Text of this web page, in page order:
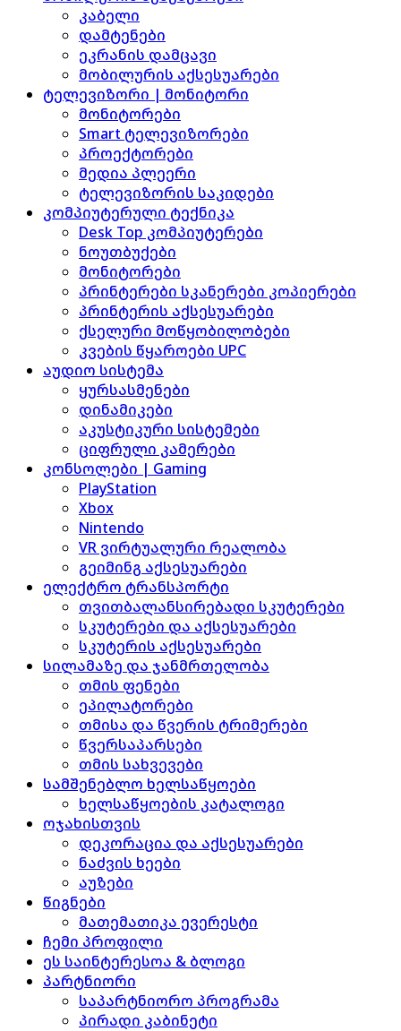
კაბელი
დამტენები
ეკრანის დამცავი
მობილურის აქსესუარები
ტელევიზორი | მონიტორი
მონიტორები
Smart ტელევიზორები
პროექტორები
მედია პლეერი
ტელევიზორის საკიდები
კომპიუტერული ტექნიკა
Desk Top კომპიუტერები
ნოუთბუქები
მონიტორები
პრინტერები სკანერები კოპიერები
პრინტერის აქსესუარები
ქსელური მოწყობილობები
კვების წყაროები UPC
აუდიო სისტემა
ყურსასმენები
დინამიკები
აკუსტიკური სისტემები
ციფრული კამერები
კონსოლები | Gaming
PlayStation
Xbox
Nintendo
VR ვირტუალური რეალობა
გეიმინგ აქსესუარები
ელექტრო ტრანსპორტი
თვითბალანსირებადი სკუტერები
სკუტერები და აქსესუარები
სკუტერის აქსესუარები
სილამაზე და ჯანმრთელობა
თმის ფენები
ეპილატორები
თმისა და წვერის ტრიმერები
წვერსაპარსები
თმის სახვევები
სამშენებლო ხელსაწყოები
ხელსაწყოების კატალოგი
ოჯახისთვის
დეკორაცია და აქსესუარები
ნაძვის ხეები
აუზები
წიგნები
მათემათიკა ევერესტი
ჩემი პროფილი
ეს საინტერესოა & ბლოგი
პარტნიორი
საპარტნიორო პროგრამა
პირადი კაბინეტი